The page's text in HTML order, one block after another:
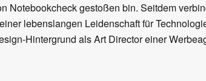
Notebookcheck gestoßen bin. Seitdem
lebenslangen Leidenschaft für
Hintergrund als Art Director einer